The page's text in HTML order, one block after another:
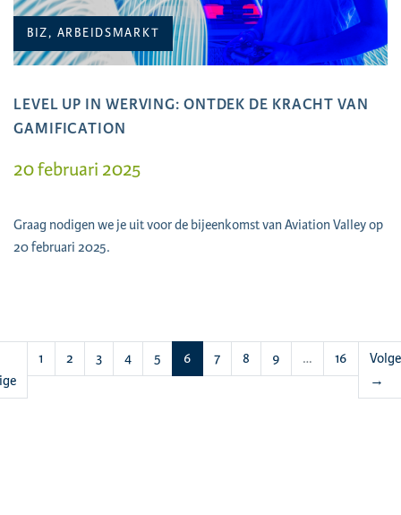
BIZ, ARBEIDSMARKT
LEVEL UP IN WERVING: ONTDEK DE KRACHT VAN
GAMIFICATION
20 februari 2025
Graag nodigen we je uit voor de bijeenkomst van Aviation Valley op
20 februari 2025.
1 2 3 4 5 6(huidige)
7 8 9 … 16
→